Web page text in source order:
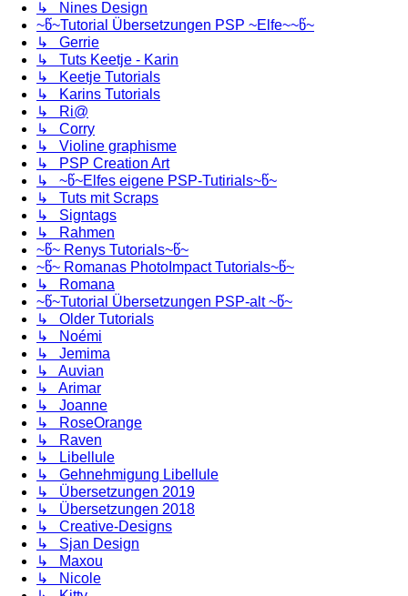
↳ Nines Design
~წ~Tutorial Übersetzungen PSP ~Elfe~~წ~
↳ Gerrie
↳ Tuts Keetje - Karin
↳ Keetje Tutorials
↳ Karins Tutorials
↳ Ri@
↳ Corry
↳ Violine graphisme
↳ PSP Creation Art
↳ ~წ~Elfes eigene PSP-Tutirials~წ~
↳ Tuts mit Scraps
↳ Signtags
↳ Rahmen
~წ~ Renys Tutorials~წ~
~წ~ Romanas PhotoImpact Tutorials~წ~
↳ Romana
~წ~Tutorial Übersetzungen PSP-alt ~წ~
↳ Older Tutorials
↳ Noémi
↳ Jemima
↳ Auvian
↳ Arimar
↳ Joanne
↳ RoseOrange
↳ Raven
↳ Libellule
↳ Gehnehmigung Libellule
↳ Übersetzungen 2019
↳ Übersetzungen 2018
↳ Creative-Designs
↳ Sjan Design
↳ Maxou
↳ Nicole